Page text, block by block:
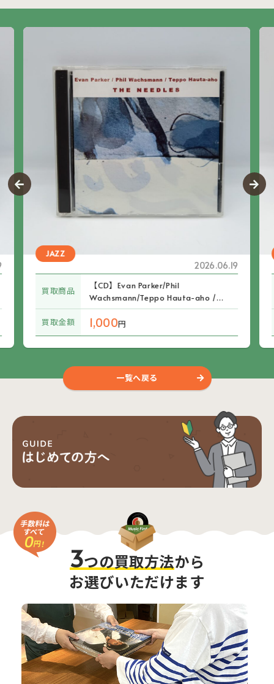
JAZZ
2026.06.19
買取商品
【CD】Evan Parker/Phil
Wachsmann/Teppo Hauta-aho /
The Needles (CD LR 348/349)
買取金額
1,000円
一覧へ戻る
3つの買取方法から
お選びいただけます